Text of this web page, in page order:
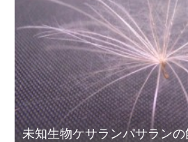
未知生物ケサランパサラン